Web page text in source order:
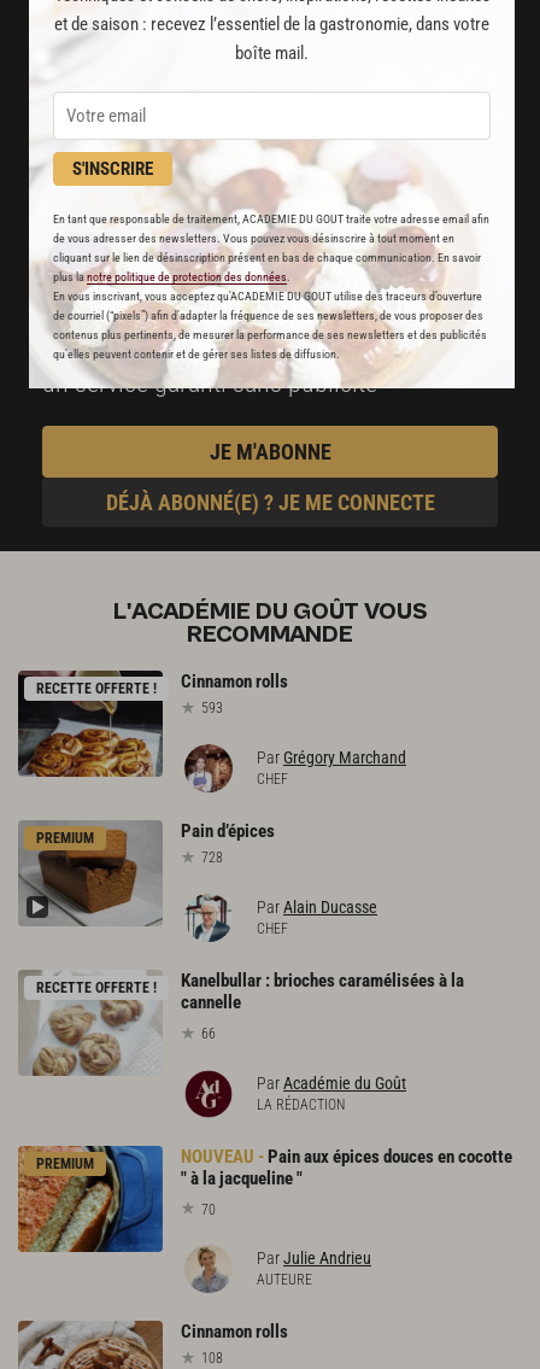
et de saison : recevez l’essentiel de la gastronomie, dans votre
boîte mail.
S'INSCRIRE
En tant que responsable de traitement, ACADEMIE DU GOUT traite votre adresse email afin
de vous adresser des newsletters. Vous pouvez vous désinscrire à tout moment en
cliquant sur le lien de désinscription présent en bas de chaque communication. En savoir
plus lanotre politique de protection des données
En vous inscrivant, vous acceptez qu'ACADEMIE DU GOUT utilise des traceurs d’ouverture
de courriel (“pixels”) afin d’adapter la fréquence de ses newsletters, de vous proposer des
contenus plus pertinents, de mesurer la performance de ses newsletters et des publicités
qu’elles peuvent contenir et de gérer ses listes de diffusion.
8000
partagées par vos chefs préférés
2000vidéos de recettes
et techniques de cuisine et pâtisserie
Des nouveautés
disponibles chaque semaine
Stop pub
un service garanti sans publicité
JE M'ABONNE
DÉJÀ ABONNÉ(E) ? JE ME CONNECTE
L'ACADÉMIE DU GOÛT VOUS
RECOMMANDE
RECETTE OFFERTE ! Cinnamonrolls
593
ParGrégory Marchand
CHEF
PREMIUM Paind’épices
728
ParAlain Ducasse
CHEF
RECETTE OFFERTE !
Kanelbullar : brioches caramélisées à la
cannelle
66
ParAcadémie du Goût
LA RÉDACTION
PREMIUM
Pain aux épices douces en cocotte
" à la jacqueline "
70
ParJulie Andrieu
AUTEURE
Cinnamonrolls
108